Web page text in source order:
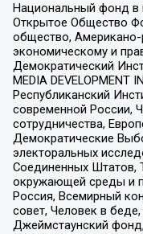
Национальный фонд в
Открытое Общество
общество,
экономическому и
Демократический
MEDIA DEVELOPMENT
Республиканский
современной России,
сотрудничества,
Демократические
электоральных
Соединенных Штатов,
окружающей среды и
Россия, Всемирный
совет, Человек в
Джеймстаунский